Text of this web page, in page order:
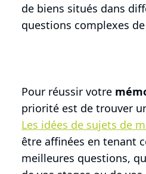
de biens situés dans
questions complexes
Pour réussir votre
priorité est de trouver
Les idées de sujets de
être affinées en tenant
meilleures questions,